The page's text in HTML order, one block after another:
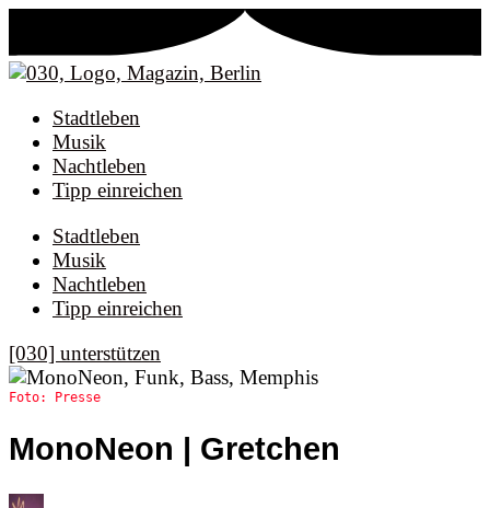
Stadtleben
Musik
Nachtleben
Tipp einreichen
Stadtleben
Musik
Nachtleben
Tipp einreichen
[030] unterstützen
Foto: Presse
MonoNeon | Gretchen